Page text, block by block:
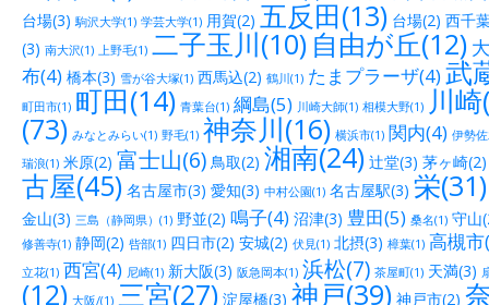
台場(3) 駒沢大学(1) 学芸大学(1) 用賀(2) 五反田(13) 台場(2) 西千
(3) 南大沢(1) 上野毛(1) 二子玉川(10) 自由が丘(12)
布(4) 橋本(3) 雪が谷大塚(1) 西馬込(2) 鶴川(1) たまプラーザ(4)武
町田市(1) 町田(14) 青葉台(1) 綱島(5) 川崎大師(1) 相模大野(1) 川
(73) みなとみらい(1) 野毛(1) 神奈川(16) 横浜市(1) 関内(4) 伊勢
瑞浪(1) 米原(2) 富士山(6) 鳥取(2) 湘南(24) 辻堂(3) 茅ヶ崎(2)
古屋(45) 名古屋市(3) 愛知(3) 中村公園(1) 名古屋駅(3) 栄(31)
金山(3) 三島（静岡県）(1) 野並(2) 鳴子(4) 沼津(3) 豊田(5) 桑名(1) 守山
修善寺(1) 静岡(2) 呰部(1) 四日市(2) 安城(2) 伏見(1) 北摂(3) 樟葉(1) 高槻市
立花(1) 西宮(4) 尼崎(1) 新大阪(3) 阪急岡本(1) 浜松(7) 茶屋町(1) 天満(3)
(12) 大阪/(1) 三宮(27) 淀屋橋(3) 神戸(39) 神戸市(2)